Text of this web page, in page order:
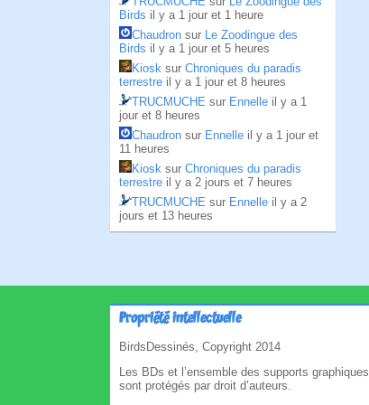
Birds il y a 1 jour et 1 heure
Chaudron sur Le Zoodingue des
Birds il y a 1 jour et 5 heures
Kiosk sur Chroniques du paradis
terrestre il y a 1 jour et 8 heures
TRUCMUCHE sur Ennelle il y a 1
jour et 8 heures
Chaudron sur Ennelle il y a 1 jour et
11 heures
Kiosk sur Chroniques du paradis
terrestre il y a 2 jours et 7 heures
TRUCMUCHE sur Ennelle il y a 2
jours et 13 heures
Propriété intellectuelle
BirdsDessinés, Copyright 2014
Les BDs et l’ensemble des supports graphiques
sont protégés par droit d’auteurs.